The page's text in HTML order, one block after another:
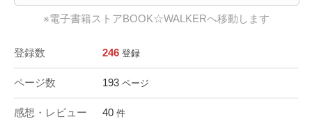
※電子書籍ストアBOOK☆WALKERへ移動します
登録数 246 登録
ページ数 193 ページ
感想・レビュー 40 件